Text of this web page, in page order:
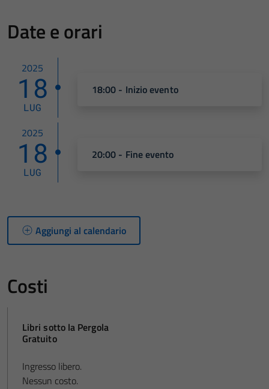
Date e orari
2025
18
LUG
18:00 - Inizio evento
2025
18
LUG
20:00 - Fine evento
Aggiungi al calendario
Costi
Libri sotto la Pergola
Gratuito
Ingresso libero.
Nessun costo.